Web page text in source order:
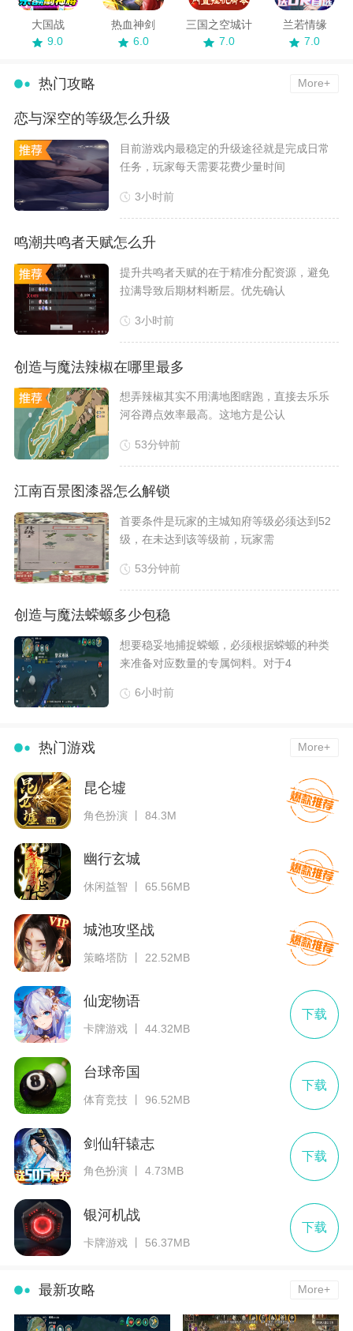
大国战
9.0
热血神剑
6.0
三国之空城计
7.0
兰若情缘
7.0
热门攻略 More+
恋与深空的等级怎么升级
​目前游戏内最稳定的升级途径就是完成日常
任务，玩家每天需要花费少量时间
3小时前
鸣潮共鸣者天赋怎么升
​提升共鸣者天赋的在于精准分配资源，避免
拉满导致后期材料断层。优先确认
3小时前
创造与魔法辣椒在哪里最多
​想弄辣椒其实不用满地图瞎跑，直接去乐乐
河谷蹲点效率最高。这地方是公认
53分钟前
江南百景图漆器怎么解锁
​首要条件是玩家的主城知府等级必须达到52
级，在未达到该等级前，玩家需
53分钟前
创造与魔法蝾螈多少包稳
想要稳妥地捕捉蝾螈，必须根据蝾螈的种类
来准备对应数量的专属饲料。对于4
6小时前
热门游戏 More+
昆仑墟
角色扮演 丨 84.3M
幽行玄城
休闲益智 丨 65.56MB
城池攻坚战
策略塔防 丨 22.52MB
仙宠物语
卡牌游戏 丨 44.32MB
下载
台球帝国
体育竞技 丨 96.52MB
下载
剑仙轩辕志
角色扮演 丨 4.73MB
下载
银河机战
卡牌游戏 丨 56.37MB
下载
最新攻略 More+